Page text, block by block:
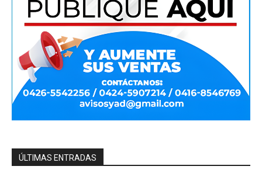
ÚLTIMAS ENTRADAS